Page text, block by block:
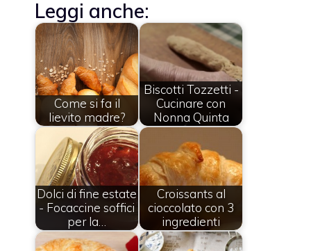
Leggi anche:
Come si fa il
lievito madre?
Biscotti Tozzetti -
Cucinare con
Nonna Quinta
Dolci di fine estate
- Focaccine soffici
per la…
Croissants al
cioccolato con 3
ingredienti